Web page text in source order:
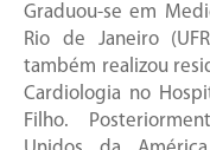
Graduou-se em
Rio de Janeiro
também realizou
Cardiologia no
Filho.